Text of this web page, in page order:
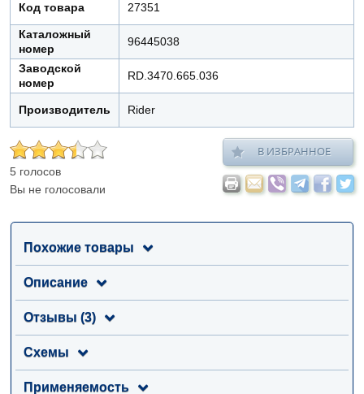
Код товара 27351
Каталожный
номер
96445038
Заводской
номер
RD.3470.665.036
Производитель Rider
5 голосов
Вы не голосовали
В ИЗБРАННОЕ
Похожие товары
Описание
Отзывы (3)
Схемы
Применяемость